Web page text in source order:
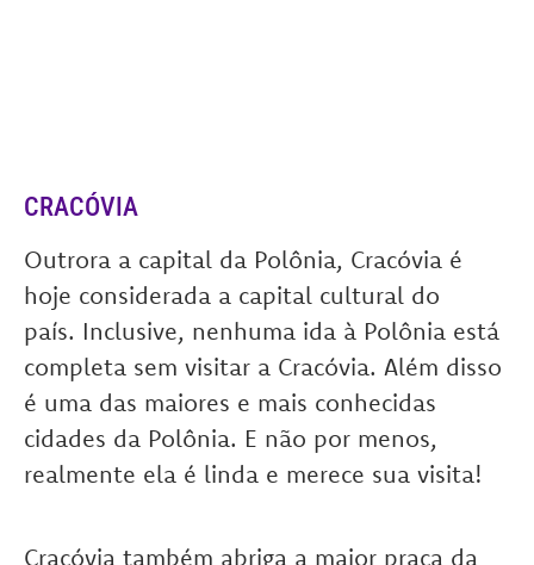
CRACÓVIA
Outrora a capital da Polônia, Cracóvia é
hoje considerada a capital cultural do
país. Inclusive, nenhuma ida à Polônia está
completa sem visitar a Cracóvia. Além disso
é uma das maiores e mais conhecidas
cidades da Polônia. E não por menos,
realmente ela é linda e merece sua visita!
Cracóvia também abriga a maior praça da